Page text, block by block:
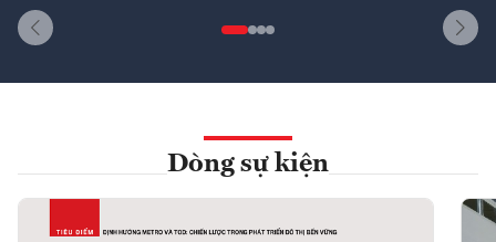
Dòng sự kiện